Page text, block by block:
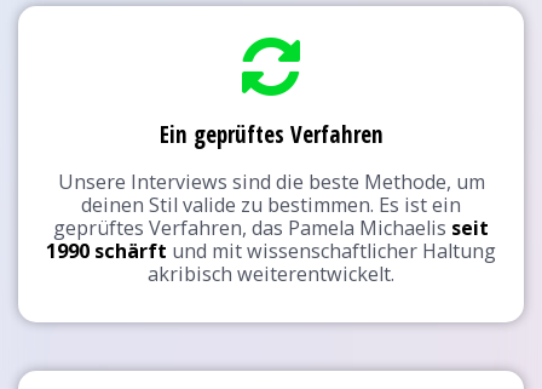
Ein geprüftes Verfahren
Unsere Interviews sind die beste Methode, um
deinen Stil valide zu bestimmen. Es ist ein
geprüftes Verfahren, das Pamela Michaelis seit
1990 schärft und mit wissenschaftlicher Haltung
akribisch weiterentwickelt.